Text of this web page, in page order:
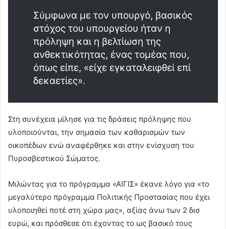
Σύμφωνα με τον υπουργό, βασικός
στόχος του υπουργείου ήταν η
πρόληψη και η βελτίωση της
ανθεκτικότητας, ένας τομέας που,
όπως είπε, «είχε εγκαταλειφθεί επί
δεκαετίες».
Στη συνέχεια μίλησε για τις δράσεις πρόληψης που
υλοποιούνται, την σημασία των καθαρισμών των
οικοπέδων ενώ αναφέρθηκε και στην ενίσχυση του
Πυροσβεστικού Σώματος.
Μιλώντας για το πρόγραμμα «ΑΙΓΙΣ» έκανε λόγο για «το
μεγαλύτερο πρόγραμμα Πολιτικής Προστασίας που έχει
υλοποιηθεί ποτέ στη χώρα μας», αξίας άνω των 2 δισ
ευρώ, και πρόσθεσε ότι έχοντας το ως βασικό τους